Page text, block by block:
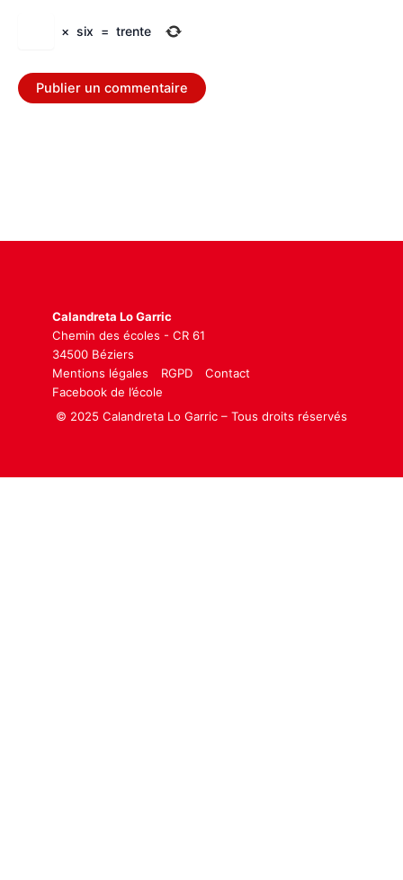
× six = trente
Calandreta Lo Garric
Chemin des écoles - CR 61
34500 Béziers
Mentions légales
RGPD
Contact
Facebook de l’école
© 2025 Calandreta Lo Garric – Tous droits réservés